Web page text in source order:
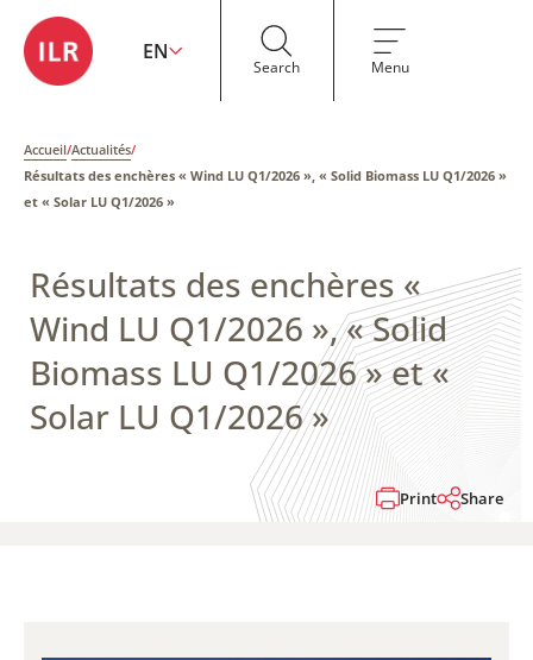
EN
Search Menu
Accueil/Actualités/
Résultats des enchères « Wind LU Q1/2026 », « Solid Biomass LU Q1/2026 »
et « Solar LU Q1/2026 »
Résultats des enchères «
Wind LU Q1/2026 », « Solid
Biomass LU Q1/2026 » et «
Solar LU Q1/2026 »
Print Share